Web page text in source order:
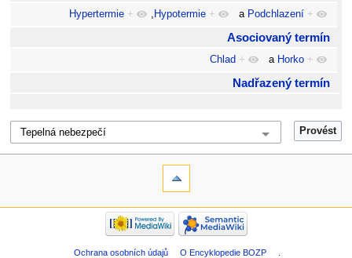
Hypertermie + , Hypotermie + a Podchlazení +
Asociovaný termín
Chlad + a Horko +
Nadřazený termín
Ochrana osobních údajů O Encyklopedie BOZP